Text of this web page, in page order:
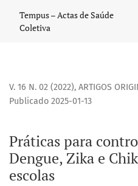
Práticas para controle de
Tempus – Actas de Saúde
Coletiva
V. 16 N. 02 (2022), ARTIGOS
Práticas para
Dengue, Zika e
escolas
Publicado 2025-01-13